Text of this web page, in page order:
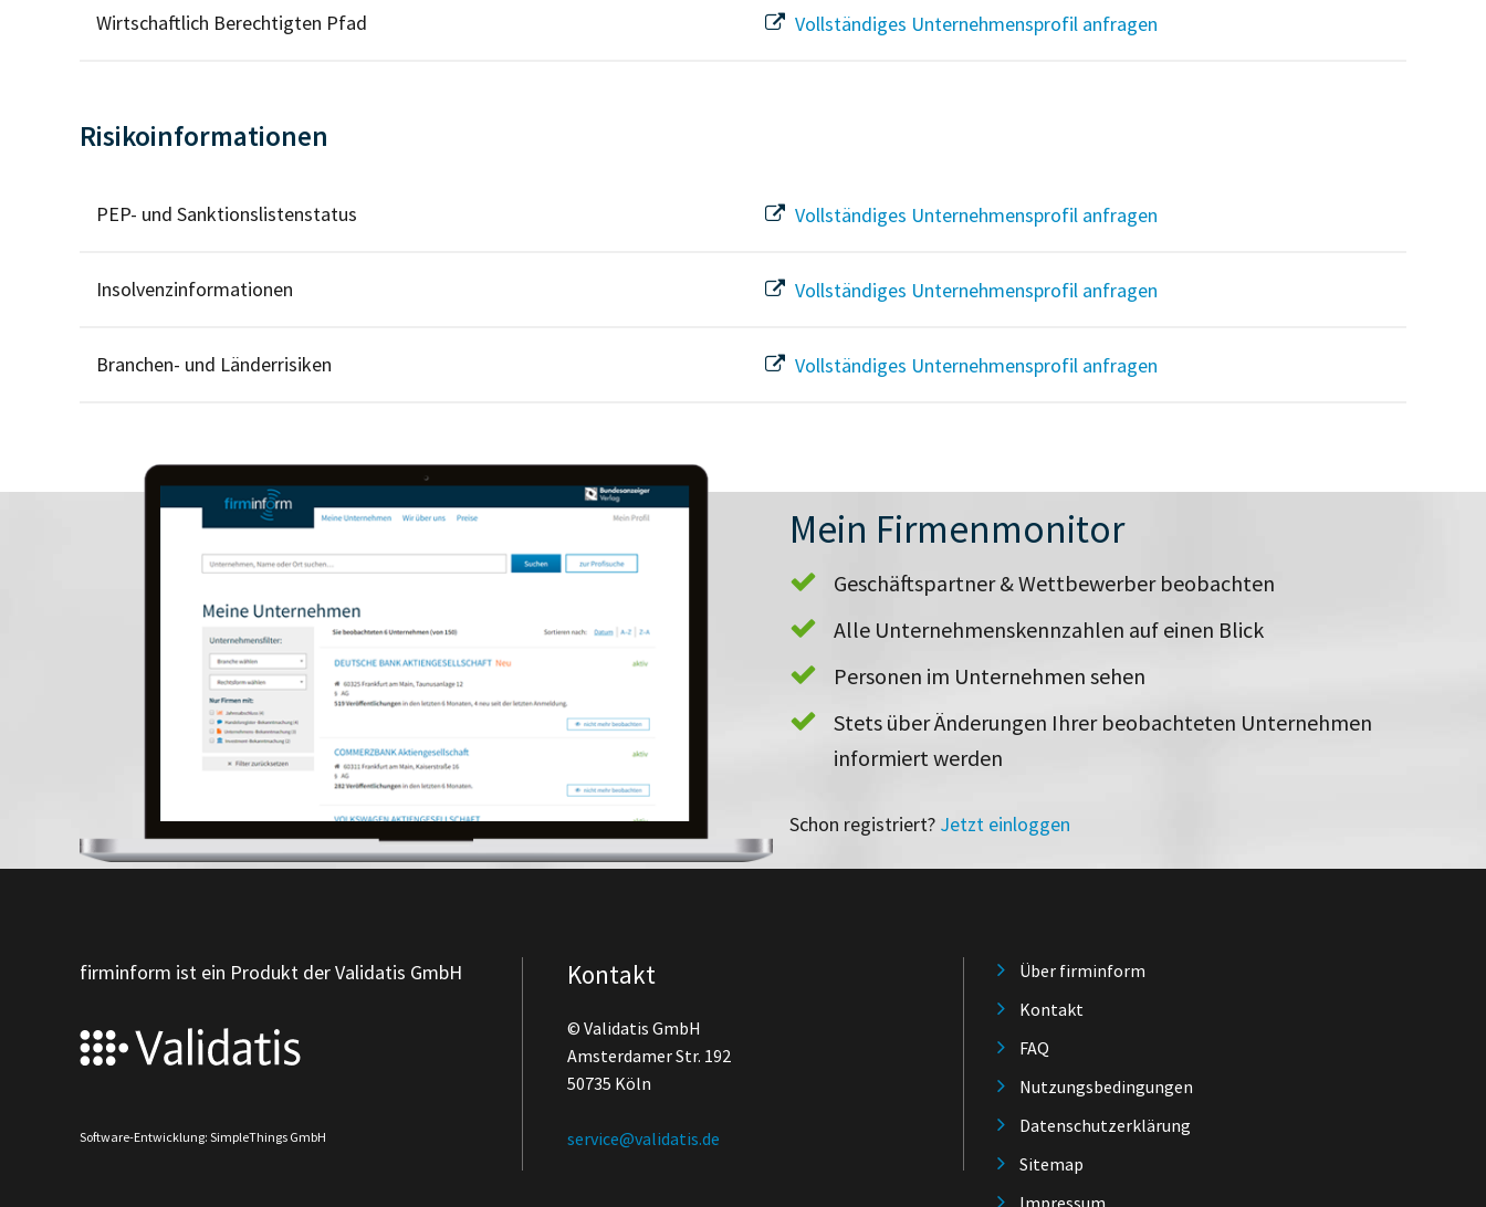
Wirtschaftlich Berechtigten Pfad Vollständiges Unternehmensprofil anfragen
Risikoinformationen
PEP- und Sanktionslistenstatus Vollständiges Unternehmensprofil anfragen
Insolvenzinformationen Vollständiges Unternehmensprofil anfragen
Branchen- und Länderrisiken Vollständiges Unternehmensprofil anfragen
Mein Firmenmonitor
Geschäftspartner & Wettbewerber beobachten
Alle Unternehmenskennzahlen auf einen Blick
Personen im Unternehmen sehen
Stets über Änderungen Ihrer beobachteten Unternehmen
informiert werden
Schon registriert? Jetzt einloggen
firminform ist ein Produkt der Validatis GmbH
Software-Entwicklung: SimpleThings GmbH
Kontakt
© Validatis GmbH
Amsterdamer Str. 192
50735 Köln
service@validatis.de
Über firminform
Kontakt
FAQ
Nutzungsbedingungen
Datenschutzerklärung
Sitemap